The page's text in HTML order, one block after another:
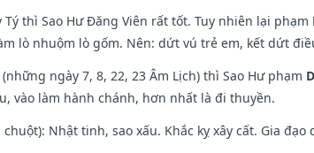
Tý thì Sao Hư Đăng Viên rất tốt. Tuy nhiên lại phạm
lò nhuộm lò gốm. Nên: dứt vú trẻ em, kết dứt
ngày 7, 8, 22, 23 Âm Lịch) thì Sao Hư phạm
vào làm hành chánh, hơn nhất là đi thuyền.
Nhật tinh, sao xấu. Khắc kỵ xây cất. Gia đạo